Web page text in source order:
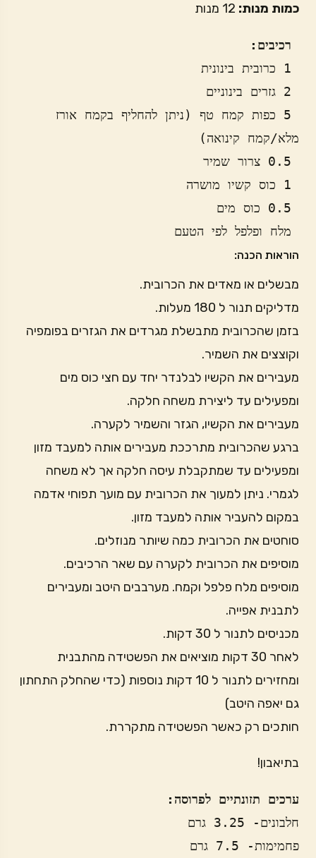
כמות מנות:
הוראות הכנה:
מבשלים או מאדים את הכרובית.
מדליקים תנור ל 180 מעלות.
בזמן שהכרובית מתבשלת מגרדים את הגזרים בפומפיה
וקוצצים את השמיר.
מעבירים את הקשיו לבלנדר יחד עם חצי כוס מים
ומפעילים עד ליצירת משחה חלקה.
מעבירים את הקשיו, הגזר והשמיר לקערה.
ברגע שהכרובית מתרככת מעבירים אותה למעבד מזון
ומפעילים עד שמתקבלת עיסה חלקה אך לא משחה
לגמרי. ניתן למעוך את הכרובית עם מועך תפוחי אדמה
במקום להעביר אותה למעבד מזון.
סוחטים את הכרובית כמה שיותר מנוזלים.
מוסיפים את הכרובית לקערה עם שאר הרכיבים.
מוסיפים מלח פלפל וקמח. מערבבים היטב ומעבירים
לתבנית אפייה.
מכניסים לתנור ל 30 דקות.
לאחר 30 דקות מוציאים את הפשטידה מהתבנית
ומחזירים לתנור ל 10 דקות נוספות (כדי שהחלק התחתון
גם יאפה היטב)
חותכים רק כאשר הפשטידה מתקררת.
בתיאבון!
ערכים תזונתיים לפרוסה: